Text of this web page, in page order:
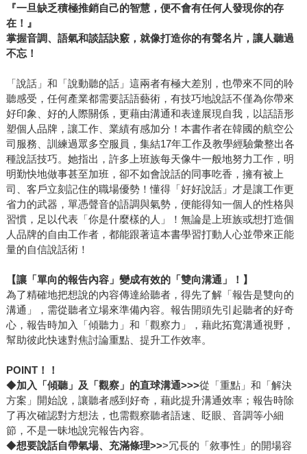
『一旦缺乏積極推銷自己的智慧，便不會有任何人發現你的存
在！』
掌握音調、語氣和談話訣竅，就像打造你的有聲名片，讓人聽過
不忘！
「說話」和「說動聽的話」這兩者有極大差別，也帶來不同的聆
聽感受，任何產業都需要話語藝術，有技巧地說話不僅為你帶來
好印象、好的人際關係，更藉由溝通和表達展現自我，以話語形
塑個人品牌，讓工作、業績有感加分！本書作者在韓國的航空公
司服務、訓練過眾多空服員，集結17年工作及教學經驗彙整出各
種說話技巧。她指出，許多上班族每天像牛一般地努力工作，明
明勤快地做事甚至加班，卻不如會說話的同事吃香，擁有被上
司、客戶立刻記住的職場優勢！懂得「好好說話」才是讓工作更
省力的武器，單憑聲音的語調與氣勢，便能得知一個人的性格與
習慣，足以代表「你是什麼樣的人」！無論是上班族或想打造個
人品牌的自由工作者，都能跟著這本書學習打動人心並帶來正能
量的自信說話術！
【讓「單向的報告內容」變成有效的「雙向溝通」！】
為了精確地把想說的內容傳達給聽者，得先了解「報告是雙向的
溝通」，需從聽者立場來準備內容。報告開頭先引起聽者的好奇
心，報告時加入「傾聽力」和「觀察力」，藉此拓寬溝通視野，
幫助彼此快速對焦討論重點、提升工作效率。
POINT！！
◆加入「傾聽」及「觀察」的直球溝通>>>從「重點」和「解決
方案」開始說，讓聽者感到好奇，藉此提升溝通效率；報告時除
了再次確認對方想法，也需觀察聽者語速、眨眼、音調等小細
節，不是一昧地說完報告內容。
◆想要說話自帶氣場、充滿條理>>>冗長的「敘事性」的開場容